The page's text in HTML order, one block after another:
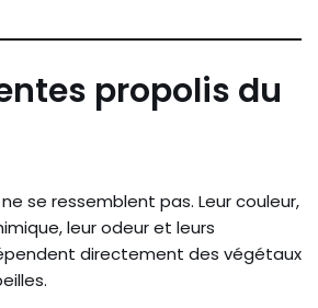
propolis du
se ressemblent pas. Leur couleur,
leur odeur et leurs
directement des végétaux